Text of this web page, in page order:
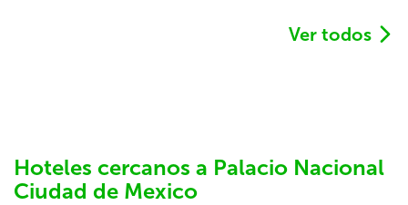
Ver todos
Hoteles cercanos a Palacio Nacional
Ciudad de Mexico